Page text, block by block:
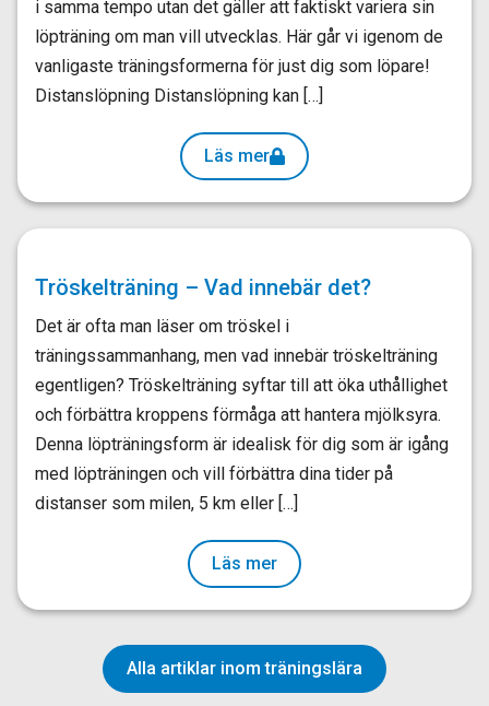
i samma tempo utan det gäller att faktiskt variera sin
löpträning om man vill utvecklas. Här går vi igenom de
vanligaste träningsformerna för just dig som löpare!
Distanslöpning Distanslöpning kan […]
Läs mer
Tröskelträning – Vad innebär det?
Det är ofta man läser om tröskel i
träningssammanhang, men vad innebär tröskelträning
egentligen? Tröskelträning syftar till att öka uthållighet
och förbättra kroppens förmåga att hantera mjölksyra.
Denna löpträningsform är idealisk för dig som är igång
med löpträningen och vill förbättra dina tider på
distanser som milen, 5 km eller […]
Läs mer
Alla artiklar inom träningslära